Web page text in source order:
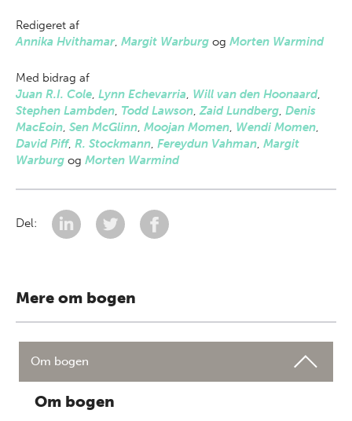
Redigeret af
Annika Hvithamar, Margit Warburg og Morten Warmind
Med bidrag af
Juan R.I. Cole, Lynn Echevarria, Will van den Hoonaard,
Stephen Lambden, Todd Lawson,Zaid Lundberg, Denis
MacEoin, Sen McGlinn, Moojan Momen, Wendi Momen,
David Piff, R. Stockmann, Fereydun Vahman, Margit
Warburg og Morten Warmind
Del:
Mere om bogen
Om bogen
Om bogen